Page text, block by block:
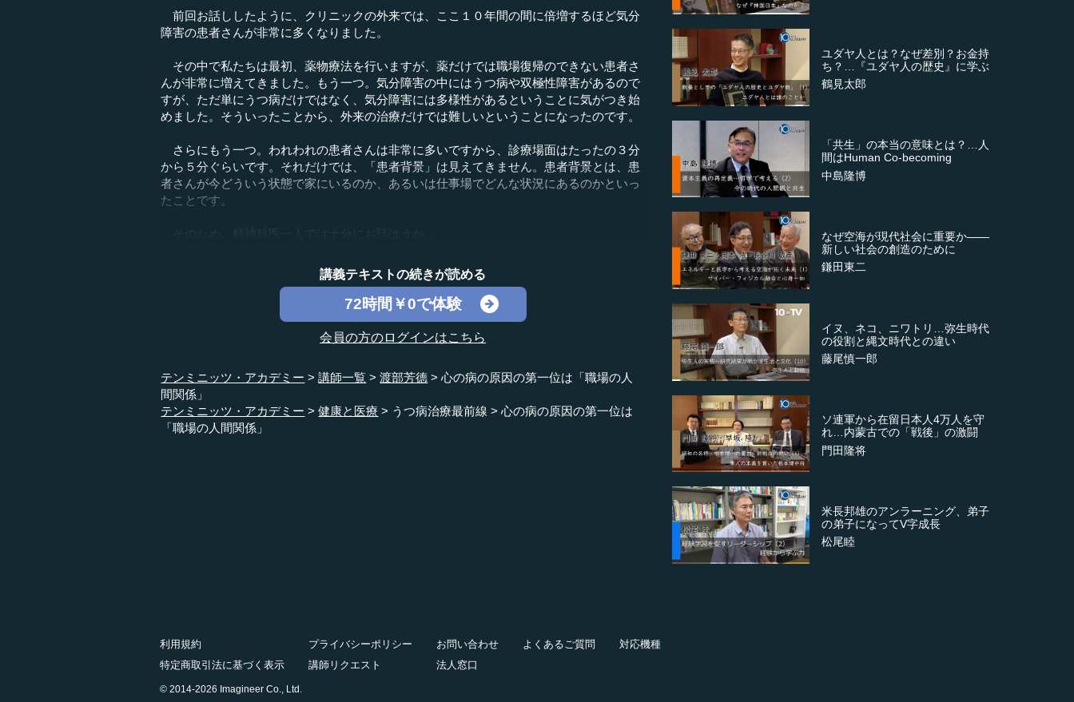
前回お話ししたように、クリニックの外来では、ここ１０年間の間に倍増するほど気分
障害の患者さんが非常に多くなりました。
その中で私たちは最初、薬物療法を行いますが、薬だけでは職場復帰のできない患者さ
んが非常に増えてきました。もう一つ。気分障害の中にはうつ病や双極性障害があるので
すが、ただ単にうつ病だけではなく、気分障害には多様性があるということに気がつき始
めました。そういったことから、外来の治療だけでは難しいということになったのです。
さらにもう一つ。われわれの患者さんは非常に多いですから、診療場面はたったの３分
から５分ぐらいです。それだけでは、「患者背景」は見えてきません。患者背景とは、患
者さんが今どういう状態で家にいるのか、あるいは仕事場でどんな状況にあるのかといっ
たことです。
講義テキストの続きが読める
72時間￥0で体験
会員の方のログインはこちら
テンミニッツ・アカデミー 講師一覧 渡部芳德
心の病の原因の第一位は「職場の人
間関係」
テンミニッツ・アカデミー
健康と医療 うつ病治療最前線
心の病の原因の第一位は
「職場の人間関係」
ユダヤ人とは？なぜ差別？お金持
ち？…『ユダヤ人の歴史』に学ぶ
鶴見太郎
「共生」の本当の意味とは？…人
間はHuman Co-becoming
中島隆博
なぜ空海が現代社会に重要か――
新しい社会の創造のために
鎌田東二
イヌ、ネコ、ニワトリ…弥生時代
の役割と縄文時代との違い
藤尾慎一郎
ソ連軍から在留日本人4万人を守
れ…内蒙古での「戦後」の激闘
門田隆将
米長邦雄のアンラーニング、弟子
の弟子になってV字成長
松尾睦
利用規約 プライバシーポリシー お問い合わせ よくあるご質問
対応機種
特定商取引法に基づく表示
講師リクエスト 法人窓口
© 2014-2026 Imagineer Co., Ltd.